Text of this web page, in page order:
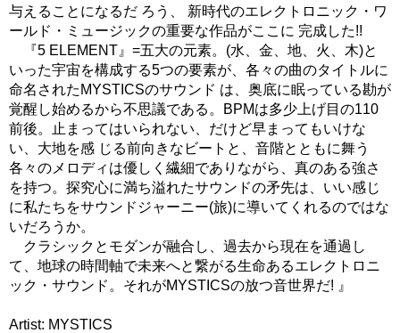
与えることになるだ ろう、 新時代のエレクトロニック・ワ
ールド・ミュージックの重要な作品がここに 完成した!!
『5 ELEMENT』=五大の元素。(水、金、地、火、木)と
いった宇宙を構成する5つの要素が、各々の曲のタイトルに
命名されたMYSTICSのサウンド は、奥底に眠っている勘が
覚醒し始めるから不思議である。BPMは多少上げ目の110
前後。止まってはいられない、だけど早まってもいけな
い、大地を感 じる前向きなビートと、音階とともに舞う
各々のメロディは優しく繊細でありながら、真のある強さ
を持つ。探究心に満ち溢れたサウンドの矛先は、いい感じ
に私たちをサウンドジャーニー(旅)に導いてくれるのではな
いだろうか。
クラシックとモダンが融合し、過去から現在を通過し
て、地球の時間軸で未来へと繋がる生命あるエレクトロニ
ック・サウンド。それがMYSTICSの放つ音世界だ! 』
Artist: MYSTICS